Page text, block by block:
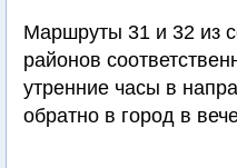
Маршруты 31 и 32 из
районов
утренние часы в
обратно в город в